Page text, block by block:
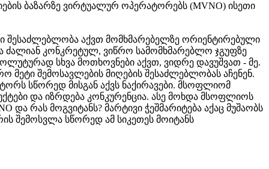
ბაზარზე ვირტუალურ ოპერატორებს (MVNO) ისეთი
შესაძლებლობა აქვთ მომხმარებელზე ორიენტირებული
ძალიან კონკრეტულ, ვიწრო სამომხმარებლო ჯგუფზე
სხვა მოთხოვნები აქვთ, ვიდრე დავუშვათ - მე.
მეტი შემოსავლების მიღების შესაძლებლობას აჩენენ.
სწორედ მისგან აქვს ნაქირავები. მსოფლიომ
და იზრდება კონკურენცია. ასე მოხდა მსოფლიოს
რას მოგვიტანს? მარტივი ჭეშმარიტება აქაც მუშაობს
შემოსვლა სწორედ ამ სიკეთეს მოიტანს